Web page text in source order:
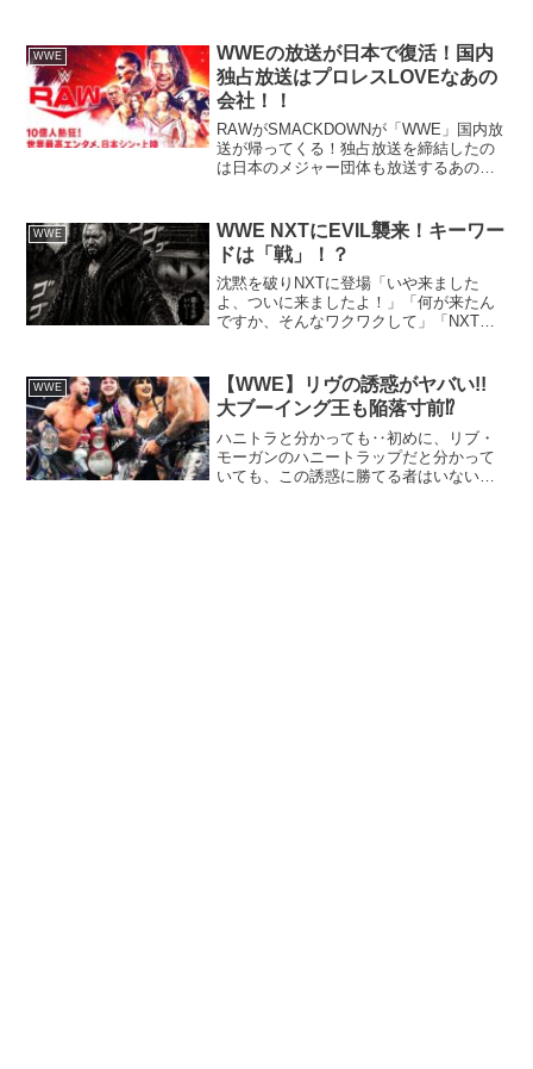
とDAY２が、一度限り、ABEMAで５.１
１＆１２で無料...
WWE
WWEの放送が日本で復活！国内
独占放送はプロレスLOVEなあの
会社！！
RAWがSMACKDOWNが「WWE」国内放
送が帰ってくる！独占放送を締結したの
は日本のメジャー団体も放送するあのイ
WWE
WWE NXTにEVIL襲来！キーワー
ドは「戦」！？
沈黙を破りNXTに登場「いや来ました
よ、ついに来ましたよ！」「何が来たん
ですか、そんなワクワクして」「NXTに
り闇が来たなぁ〜」「しかもね、沈黙を
破って...
WWE
【WWE】リヴの誘惑がヤバい!!
大ブーイング王も陥落寸前⁉
ハニトラと分かっても‥初めに、リブ・
モーガンのハニートラップだと分かって
いても、この誘惑に勝てる者はいないで